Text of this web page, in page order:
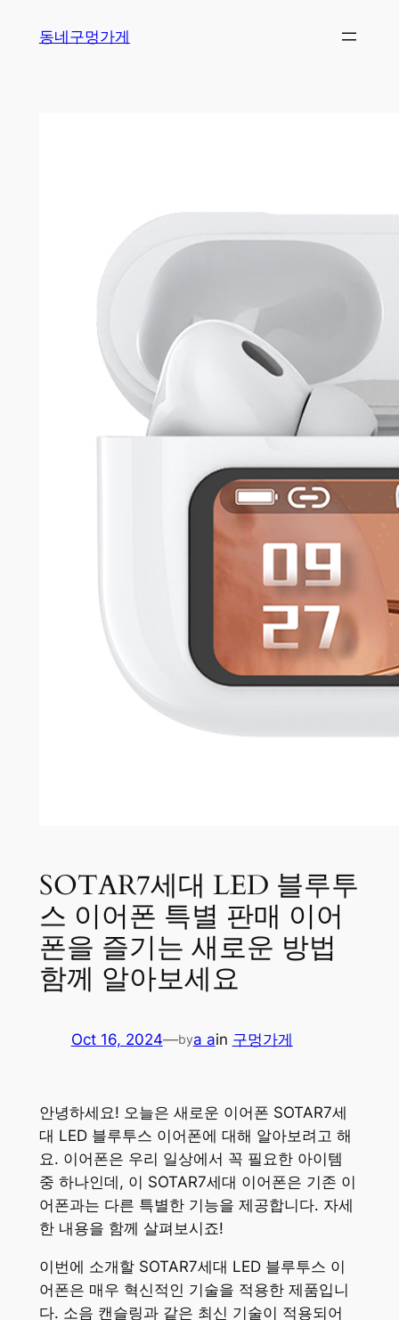
동네구멍가게
SOTAR7세대 LED 블루투
스 이어폰 특별 판매 이어
폰을 즐기는 새로운 방법
함께 알아보세요
Oct 16, 2024—bya ain 구멍가게
안녕하세요! 오늘은 새로운 이어폰 SOTAR7세
대 LED 블루투스 이어폰에 대해 알아보려고 해
요. 이어폰은 우리 일상에서 꼭 필요한 아이템
중 하나인데, 이 SOTAR7세대 이어폰은 기존 이
어폰과는 다른 특별한 기능을 제공합니다. 자세
한 내용을 함께 살펴보시죠!
이번에 소개할 SOTAR7세대 LED 블루투스 이
어폰은 매우 혁신적인 기술을 적용한 제품입니
다. 소음 캔슬링과 같은 최신 기술이 적용되어